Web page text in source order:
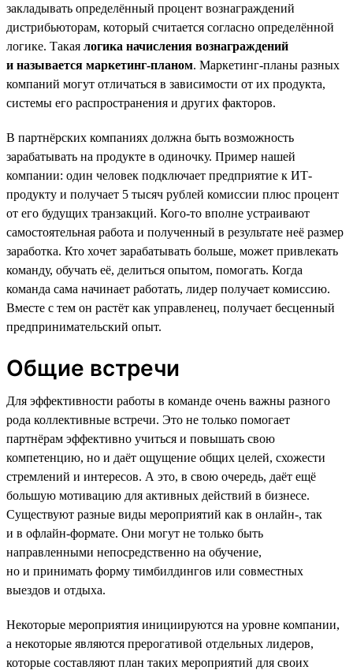
закладывать определённый процент вознаграждений
дистрибьюторам, который считается согласно определённой
логике. Такая логика начисления вознаграждений
и называется маркетинг-планом. Маркетинг-планы разных
компаний могут отличаться в зависимости от их продукта,
системы его распространения и других факторов.
В партнёрских компаниях должна быть возможность
зарабатывать на продукте в одиночку. Пример нашей
компании: один человек подключает предприятие к ИТ-
продукту и получает 5 тысяч рублей комиссии плюс процент
от его будущих транзакций. Кого-то вполне устраивают
самостоятельная работа и полученный в результате неё размер
заработка. Кто хочет зарабатывать больше, может привлекать
команду, обучать её, делиться опытом, помогать. Когда
команда сама начинает работать, лидер получает комиссию.
Вместе с тем он растёт как управленец, получает бесценный
предпринимательский опыт.
Общие встречи
Для эффективности работы в команде очень важны разного
рода коллективные встречи. Это не только помогает
партнёрам эффективно учиться и повышать свою
компетенцию, но и даёт ощущение общих целей, схожести
стремлений и интересов. А это, в свою очередь, даёт ещё
большую мотивацию для активных действий в бизнесе.
Существуют разные виды мероприятий как в онлайн-, так
и в офлайн-формате. Они могут не только быть
направленными непосредственно на обучение,
но и принимать форму тимбилдингов или совместных
выездов и отдыха.
Некоторые мероприятия инициируются на уровне компании,
а некоторые являются прерогативой отдельных лидеров,
которые составляют план таких мероприятий для своих